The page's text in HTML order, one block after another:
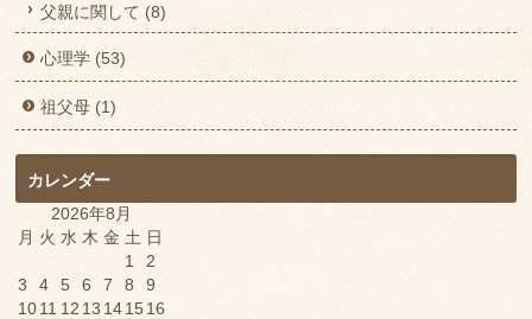
父親に関して (8)
心理学 (53)
祖父母 (1)
カレンダー
2026年8月
月 火 水 木 金 土 日
1
2
3
4 5 6 7 8
9
1011 12 13 1415 16